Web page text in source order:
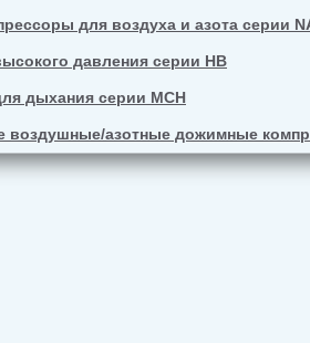
для воздуха и азота серии
давления серии HB
дыхания серии MCH
азотные дожимные